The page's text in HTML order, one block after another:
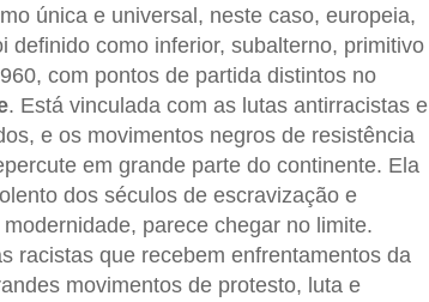
única e universal, neste caso, europeia,
como inferior, subalterno, primitivo
com pontos de partida distintos no
. Está vinculada com as lutas antirracistas e
e os movimentos negros de resistência
em grande parte do continente. Ela
dos séculos de escravização e
parece chegar no limite.
racistas que recebem enfrentamentos da
movimentos de protesto, luta e